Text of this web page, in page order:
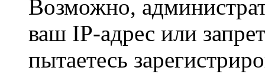
Возможно,
ваш IP-адрес или
пытаетесь